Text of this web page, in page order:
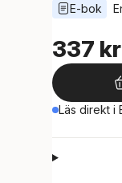
E-bok
337 kr
Läs direkt i